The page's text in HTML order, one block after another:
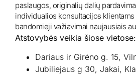
paslaugos, originalių dalių
individualios konsultacijos
bandomieji važiavimai naujausiais
Atstovybės veikia šiose vietose:
Dariaus ir Girėno g. 15,
Jubiliejaus g 30, Jakai,